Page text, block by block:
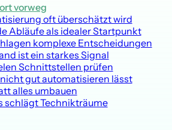
vorweg
oft überschätzt wird
Abläufe als idealer Startpunkt
komplexe Entscheidungen
ist ein starkes Signal
Schnittstellen prüfen
gut automatisieren lässt
alles umbauen
schlägt Technikträume